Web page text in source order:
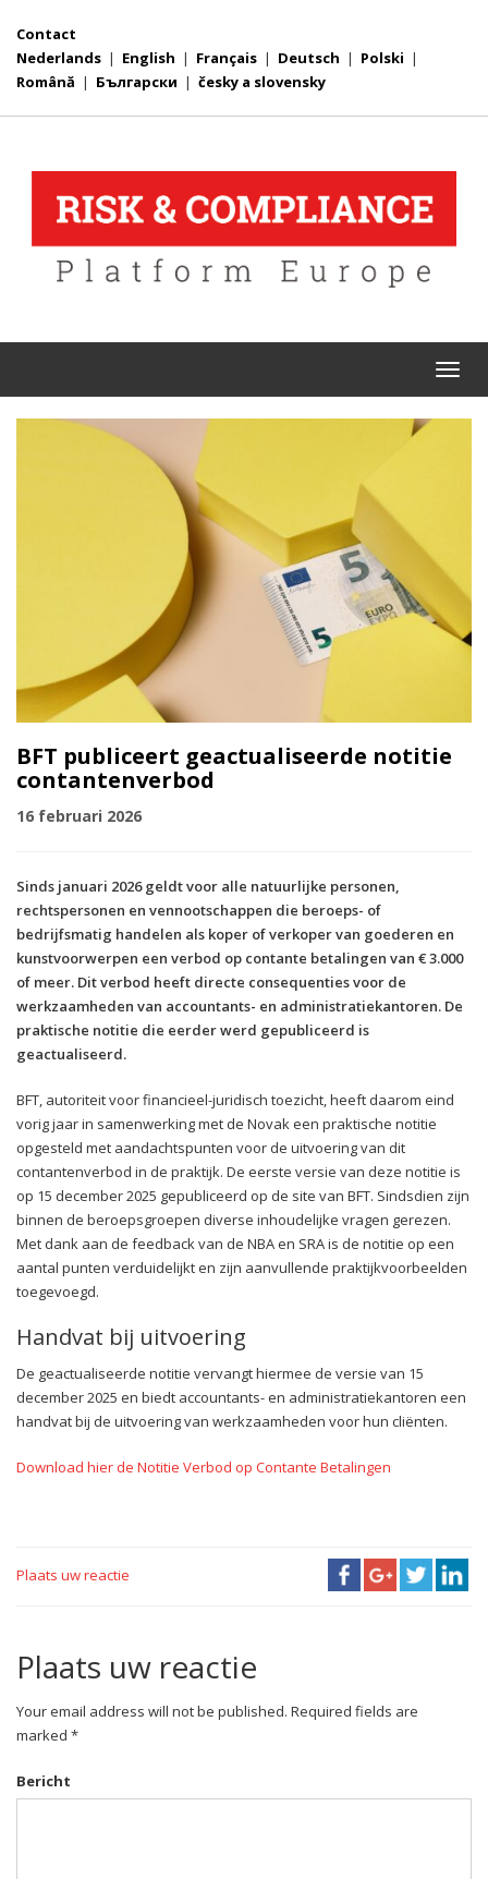
Contact
Nederlands | English | Français | Deutsch | Polski |
Română | Български | česky a slovensky
BFT publiceert geactualiseerde notitie
contantenverbod
16 februari 2026
Sinds januari 2026 geldt voor alle natuurlijke personen,
rechtspersonen en vennootschappen die beroeps- of
bedrijfsmatig handelen als koper of verkoper van goederen en
kunstvoorwerpen een verbod op contante betalingen van € 3.000
of meer. Dit verbod heeft directe consequenties voor de
werkzaamheden van accountants- en administratiekantoren. De
praktische notitie die eerder werd gepubliceerd is
geactualiseerd.
BFT, autoriteit voor financieel-juridisch toezicht, heeft daarom eind
vorig jaar in samenwerking met de Novak een praktische notitie
opgesteld met aandachtspunten voor de uitvoering van dit
contantenverbod in de praktijk. De eerste versie van deze notitie is
op 15 december 2025 gepubliceerd op de site van BFT. Sindsdien zijn
binnen de beroepsgroepen diverse inhoudelijke vragen gerezen.
Met dank aan de feedback van de NBA en SRA is de notitie op een
aantal punten verduidelijkt en zijn aanvullende praktijkvoorbeelden
toegevoegd.
Handvat bij uitvoering
De geactualiseerde notitie vervangt hiermee de versie van 15
december 2025 en biedt accountants- en administratiekantoren een
handvat bij de uitvoering van werkzaamheden voor hun cliënten.
Download hier de Notitie Verbod op Contante Betalingen
Plaats uw reactie
Plaats uw reactie
Your email address will not be published. Required fields are
marked *
Bericht